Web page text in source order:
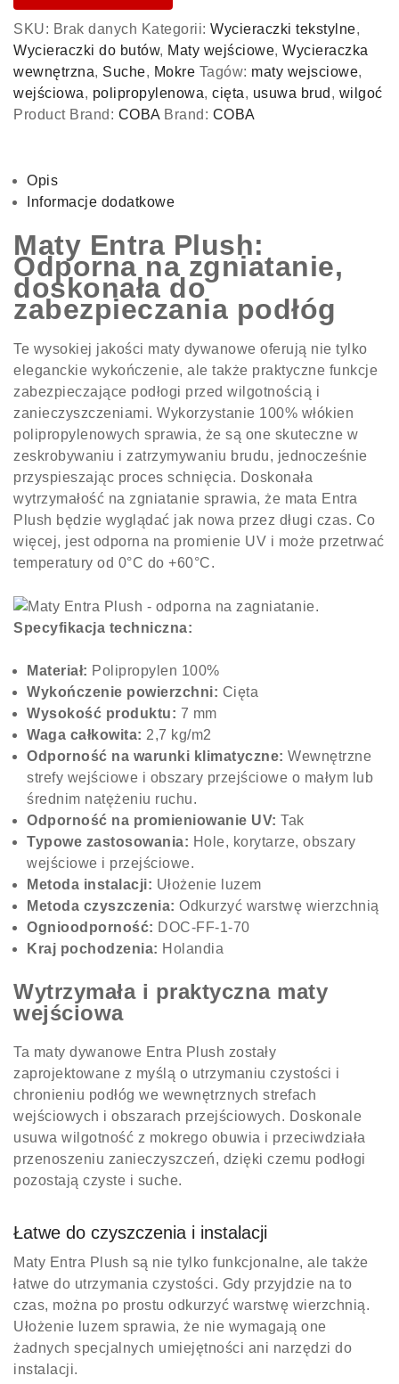
SKU: Brak danych Kategorii: Wycieraczki tekstylne,
Wycieraczki do butów, Maty wejściowe, Wycieraczka
wewnętrzna, Suche, Mokre Tagów: maty wejsciowe,
wejściowa, polipropylenowa, cięta, usuwa brud , wilgoć
Product Brand: COBA Brand: COBA
Opis
Informacje dodatkowe
Maty Entra Plush:
Odporna na zgniatanie,
doskonała do
zabezpieczania podłóg
Te wysokiej jakości maty dywanowe oferują nie tylko
eleganckie wykończenie, ale także praktyczne funkcje
zabezpieczające podłogi przed wilgotnością i
zanieczyszczeniami. Wykorzystanie 100% włókien
polipropylenowych sprawia, że są one skuteczne w
zeskrobywaniu i zatrzymywaniu brudu, jednocześnie
przyspieszając proces schnięcia. Doskonała
wytrzymałość na zgniatanie sprawia, że mata Entra
Plush będzie wyglądać jak nowa przez długi czas. Co
więcej, jest odporna na promienie UV i może przetrwać
temperatury od 0°C do +60°C.
Specyfikacja techniczna:
Materiał: Polipropylen 100%
Wykończenie powierzchni: Cięta
Wysokość produktu: 7 mm
Waga całkowita: 2,7 kg/m2
Odporność na warunki klimatyczne: Wewnętrzne
strefy wejściowe i obszary przejściowe o małym lub
średnim natężeniu ruchu.
Odporność na promieniowanie UV: Tak
Typowe zastosowania: Hole, korytarze, obszary
wejściowe i przejściowe.
Metoda instalacji: Ułożenie luzem
Metoda czyszczenia: Odkurzyć warstwę wierzchnią
Ognioodporność: DOC-FF-1-70
Kraj pochodzenia: Holandia
Wytrzymała i praktyczna maty
wejściowa
Ta maty dywanowe Entra Plush zostały
zaprojektowane z myślą o utrzymaniu czystości i
chronieniu podłóg we wewnętrznych strefach
wejściowych i obszarach przejściowych. Doskonale
usuwa wilgotność z mokrego obuwia i przeciwdziała
przenoszeniu zanieczyszczeń, dzięki czemu podłogi
pozostają czyste i suche.
Łatwe do czyszczenia i instalacji
Maty Entra Plush są nie tylko funkcjonalne, ale także
łatwe do utrzymania czystości. Gdy przyjdzie na to
czas, można po prostu odkurzyć warstwę wierzchnią.
Ułożenie luzem sprawia, że nie wymagają one
żadnych specjalnych umiejętności ani narzędzi do
instalacji.